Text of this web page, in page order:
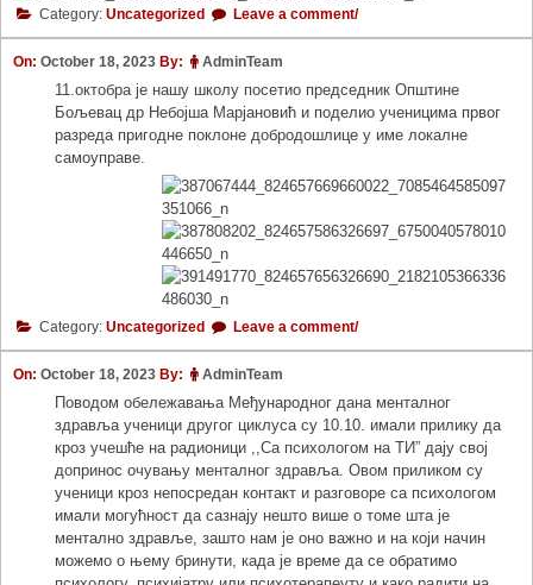
Category: Uncategorized Leave a comment/
On: October 18, 2023 By: AdminTeam
11.октобра је нашу школу посетио председник Општине
Бољевац др Небојша Марјановић и поделио ученицима првог
разреда пригодне поклоне добродошлице у име локалне
самоуправе.
Category: Uncategorized Leave a comment/
On: October 18, 2023 By: AdminTeam
Поводом обележавања Међународног дана менталног
здравља ученици другог циклуса су 10.10. имали прилику да
кроз учешће на радионици ,,Са психологом на ТИ” дају свој
допринос очувању менталног здравља. Овом приликом су
ученици кроз непосредан контакт и разговоре са психологом
имали могућност да сазнају нешто више о томе шта је
ментално здравље, зашто нам је оно важно и на који начин
можемо о њему бринути, када је време да се обратимо